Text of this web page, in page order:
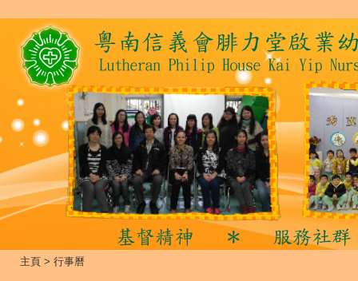
主頁 > 行事曆